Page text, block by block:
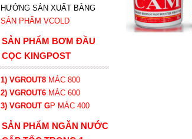
HƯỞNG SẢN XUẤT BẰNG
SẢN PHẨM VCOLD
SẢN PHẨM BƠM ĐẦU
CỌC KINGPOST
1) VGROUT8 MÁC 800
2) VGROUT6 MÁC 600
3) VGROUT GP MÁC 400
SẢN PHẨM NGĂN NƯỚC